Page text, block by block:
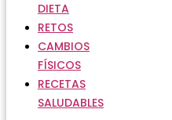
DIETA
RETOS
CAMBIOS
FÍSICOS
RECETAS
SALUDABLES